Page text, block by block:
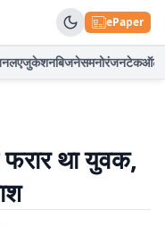
ePaper
एजुकेशनबिजनेसमनोरंजनटेकऑटो
था युवक,